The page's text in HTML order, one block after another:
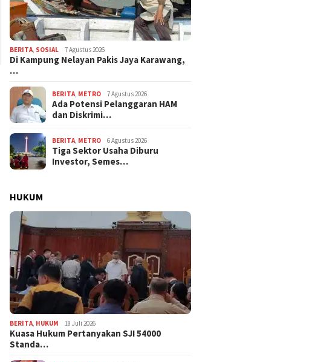
BERITA, SOSIAL 7 Agustus 2026
Di Kampung Nelayan Pakis Jaya Karawang,
…
BERITA, METRO 7 Agustus 2026
Ada Potensi Pelanggaran HAM
dan Diskrimi…
BERITA, METRO 6 Agustus 2026
Tiga Sektor Usaha Diburu
Investor, Semes…
HUKUM
BERITA HUKUM 18 Juli 2026
Kuasa Hukum Pertanyakan SJI 54000
Standa…